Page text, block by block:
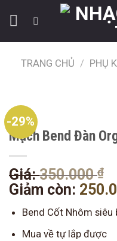
TRANG CHỦ / PHỤ
-29%
Mạch Bend Đàn
Giá:350.000₫
Giảm còn:
Bend Cốt Nhôm
Mua về tự lắp được